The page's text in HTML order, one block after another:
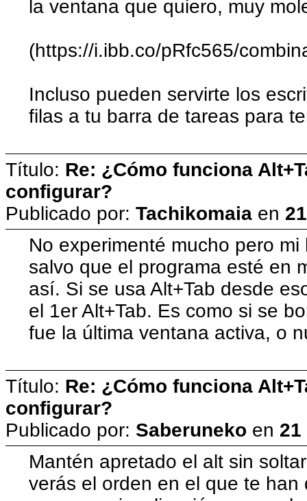
la ventana que quiero, muy
(https://i.ibb.co/pRfc565/
Incluso pueden servirte los
filas a tu barra de tareas para
Título: Re: ¿Cómo funciona
configurar?
Publicado por: Tachikomaia en
No experimenté mucho pero
salvo que el programa esté en
así. Si se usa Alt+Tab desde
el 1er Alt+Tab. Es como si se
fue la última ventana activa, o
Título: Re: ¿Cómo funciona
configurar?
Publicado por: Saberuneko en 21
Mantén apretado el alt sin
verás el orden en el que te